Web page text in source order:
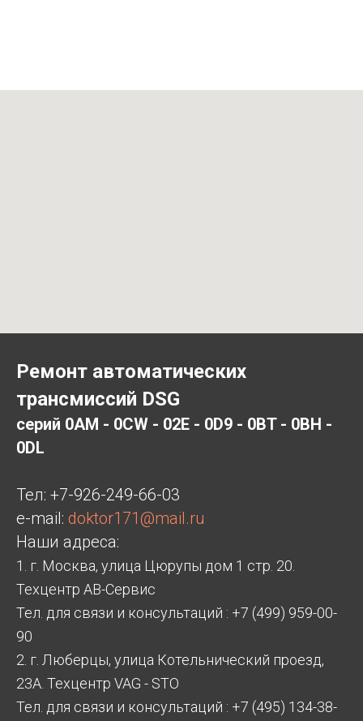
Ремонт автоматических
трансмиссий DSG
серий 0AM - 0CW - 02E - 0D9 - 0BT - 0BH -
0DL
Тел: +7-926-249-66-03
e-mail: doktor171@mail.ru
Наши адреса:
1. г. Москва, улица Цюрупы дом 1 стр. 20.
Техцентр АВ-Сервис
Тел. для связи и консультаций : +7 (499) 959-00-
90
2. г. Люберцы, улица Котельнический проезд,
23А. Техцентр VAG - STO
Тел. для связи и консультаций : +7 (495) 134-38-